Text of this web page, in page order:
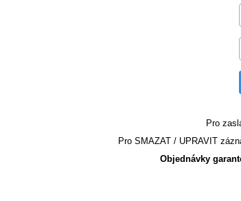
Pro
Pro SMAZAT / UPRAVIT
Objednávky